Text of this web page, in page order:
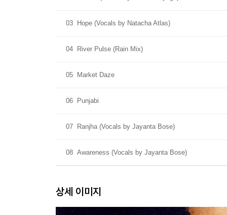
03 Hope (Vocals by Natacha Atlas)
04 River Pulse (Rain Mix)
05 Market Daze
06 Punjabi
07 Ranjha (Vocals by Jayanta Bose)
08 Awareness (Vocals by Jayanta Bose)
상세 이미지